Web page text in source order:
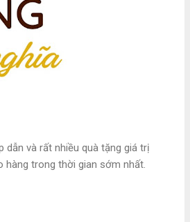
dẫn và rất nhiều quà tặng giá trị
hàng trong thời gian sớm nhất.